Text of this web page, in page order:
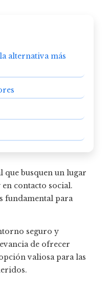
alternativa más
que busquen un lugar
contacto social.
fundamental para
seguro y
de ofrecer
valiosa para las